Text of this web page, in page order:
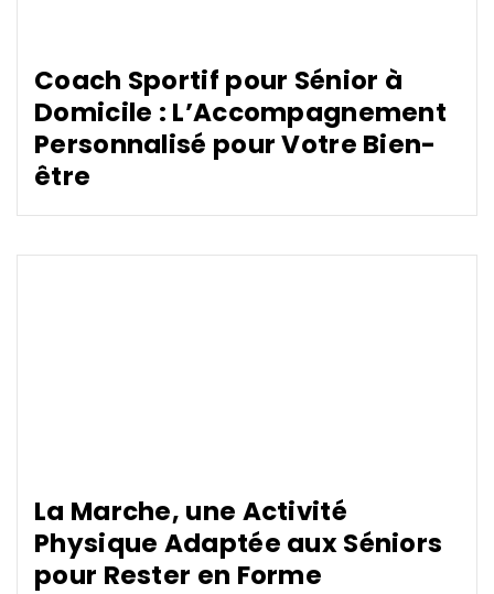
Coach Sportif pour Sénior à
Domicile : L’Accompagnement
Personnalisé pour Votre Bien-
être
La Marche, une Activité
Physique Adaptée aux Séniors
pour Rester en Forme